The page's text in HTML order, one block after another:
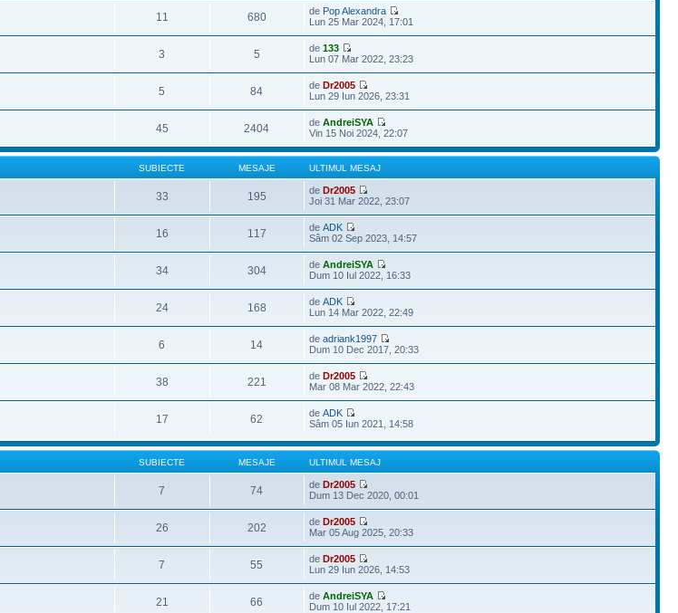
11 680 de Pop Alexandra
Lun 25 Mar 2024, 17:01
3 5 de133
Lun 07 Mar 2022, 23:23
5 84 deDr2005
Lun 29 Iun 2026, 23:31
45 2404 deAndreiSYA
Vin 15 Noi 2024, 22:07
SUBIECTE MESAJE ULTIMUL MESAJ
33 195 deDr2005
Joi 31 Mar 2022, 23:07
16 117 deADK
Sâm 02 Sep 2023, 14:57
34 304 deAndreiSYA
Dum 10 Iul 2022, 16:33
24 168 deADK
Lun 14 Mar 2022, 22:49
6 14 deadriank1997
Dum 10 Dec 2017, 20:33
38 221 deDr2005
Mar 08 Mar 2022, 22:43
17 62 deADK
Sâm 05 Iun 2021, 14:58
SUBIECTE MESAJE ULTIMUL MESAJ
7 74 deDr2005
Dum 13 Dec 2020, 00:01
26 202 deDr2005
Mar 05 Aug 2025, 20:33
7 55 deDr2005
Lun 29 Iun 2026, 14:53
21 66 deAndreiSYA
Dum 10 Iul 2022, 17:21